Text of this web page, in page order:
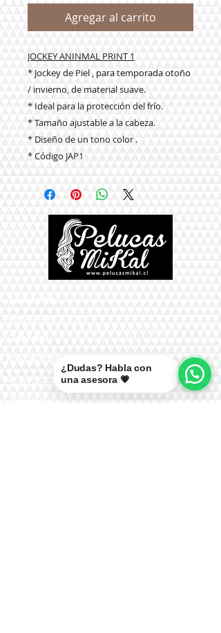
Agregar al carrito
JOCKEY ANINMAL PRINT 1
* Jockey de Piel , para temporada otoño
/ invierno, de material suave.
* Ideal para la protección del frío.
* Tamaño ajustable a la cabeza.
* Diseño de un tono color .
* Código JAP1
*Políticas de Envío
*Políticas de Garantías
¿Dudas? Habla con
una asesora 💗